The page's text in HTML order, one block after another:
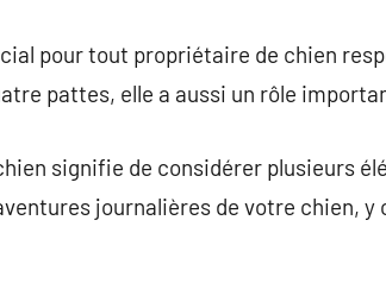
pour tout propriétaire de chien
pattes, elle a aussi un rôle
signifie de considérer plusieurs
journalières de votre chien, y